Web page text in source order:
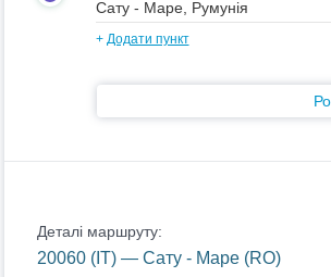
+ Додати пункт
Деталі маршруту:
20060 (IT) — Сату - Маре (RO)